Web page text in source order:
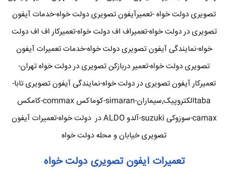
تصویری دولت خواه -تعمیرآیفون تصویری دولت خواه-خدمات آیفون
تصویری در دولت خواه-تعمیراف اف دولت خواه-تعمیرکار اف اف دولت
خواه-نمایندگی آیفون تصویری دولت خواه-خدمات تعمیرات آیفون
تصویری دولت خواه-تعمیر دربازکن تصویری در دولت خواه تهران-
تعمیرکار آیفون تصویری در دولت خواه-نمایندگی آیفون تصویری تابا-
tabaالکتروپیک,سیماران-simaran-کوماکس commax-کامکس
camax-سوزوکی suzuki-آلدو ALDO در دولت خواه-تعمیرات آیفون
تصویری خیابان و محله دولت خواه
تعمیرات آیفون تصویری دولت خواه